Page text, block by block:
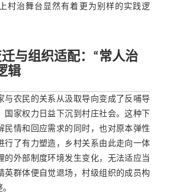
村治舞台显然有着更为别样的实践逻
与组织适配：“常人治
辑
与农民的关系从汲取导向变成了反哺导
国家权力日益下沉到村庄社会。这种下
民情和回应需求的同时，也对原本弹性
行了有力塑造，乡村关系由此走向一体
的外部制度环境发生变化，无法适应当
英群体便自觉退场，村级组织的成员构